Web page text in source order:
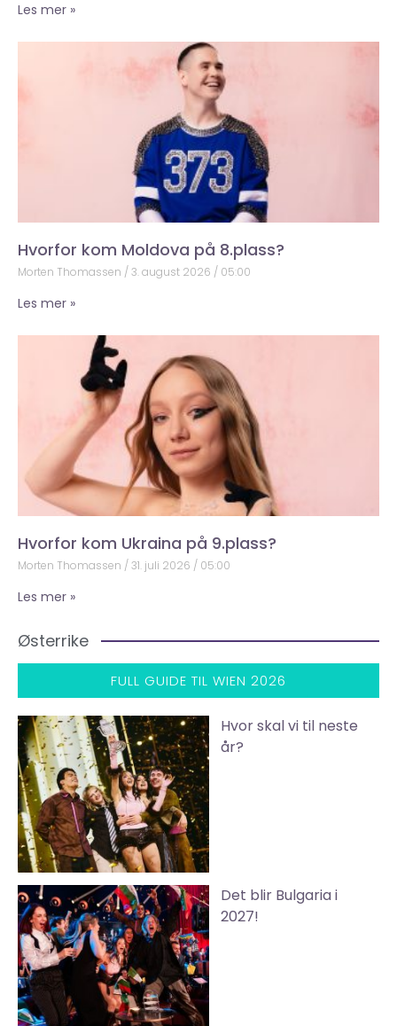
Les mer »
Hvorfor kom Moldova på 8.plass?
Morten Thomassen 3. august 2026 05:00
Les mer »
Hvorfor kom Ukraina på 9.plass?
Morten Thomassen 31. juli 2026 05:00
Les mer »
Østerrike
FULL GUIDE TIL WIEN 2026
Hvor skal vi til neste
år?
Det blir Bulgaria i
2027!